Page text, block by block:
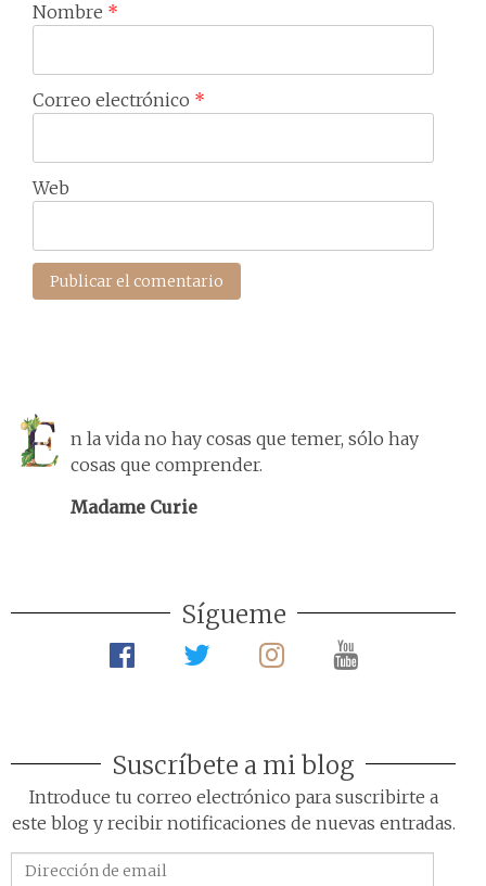
Nombre *
Correo electrónico *
Web
n la vida no hay cosas que temer, sólo hay
cosas que comprender.
Madame Curie
Sígueme
Suscríbete a mi blog
Introduce tu correo electrónico para suscribirte a
este blog y recibir notificaciones de nuevas entradas.